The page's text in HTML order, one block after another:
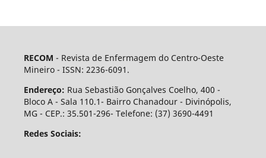
RECOM - Revista de Enfermagem do Centro-Oeste
Mineiro - ISSN: 2236-6091.
Endereço: Rua Sebastião Gonçalves Coelho, 400 -
Bloco A - Sala 110.1- Bairro Chanadour - Divinópolis,
MG - CEP.: 35.501-296- Telefone: (37) 3690-4491
Redes Sociais: